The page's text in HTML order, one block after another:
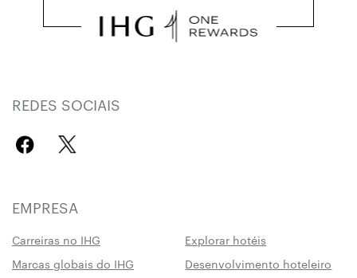
REDES SOCIAIS
EMPRESA
Carreiras no IHG
Explorar hotéis
Marcas globais do IHG
Desenvolvimento hoteleiro